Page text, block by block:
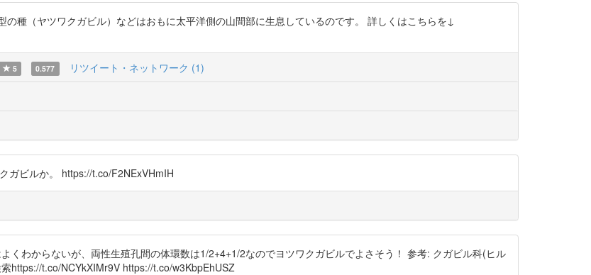
種（ヤツワクガビル）などはおもに太平洋側の山間部に生息しているのです。 詳しくはこちらを↓
5 0.577 リツイート・ネットワーク (1)
ガビルか。 https://t.co/F2NExVHmIH
わからないが、両性生殖孔間の体環数は1/2+4+1/2なのでヨツワクガビルでよさそう！ 参考: クガビル科(ヒル
https://t.co/NCYkXIMr9V https://t.co/w3KbpEhUSZ